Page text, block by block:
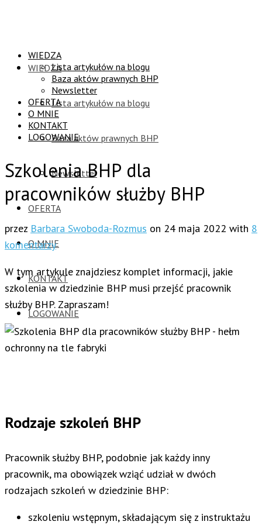
WIEDZA
Lista artykułów na blogu
Baza aktów prawnych BHP
Newsletter
OFERTA
O MNIE
KONTAKT
LOGOWANIE
WIEDZA
Lista artykułów na blogu
Baza aktów prawnych BHP
Newsletter
OFERTA
O MNIE
KONTAKT
LOGOWANIE
Szkolenia BHP dla
pracowników służby BHP
przez Barbara Swoboda-Rozmus on 24 maja 2022 with 8
komentarzy
W tym artykule znajdziesz komplet informacji, jakie
szkolenia w dziedzinie BHP musi przejść pracownik
służby BHP. Zapraszam!
Rodzaje szkoleń BHP
Pracownik służby BHP, podobnie jak każdy inny
pracownik, ma obowiązek wziąć udział w dwóch
rodzajach szkoleń w dziedzinie BHP:
szkoleniu wstępnym, składającym się z instruktażu